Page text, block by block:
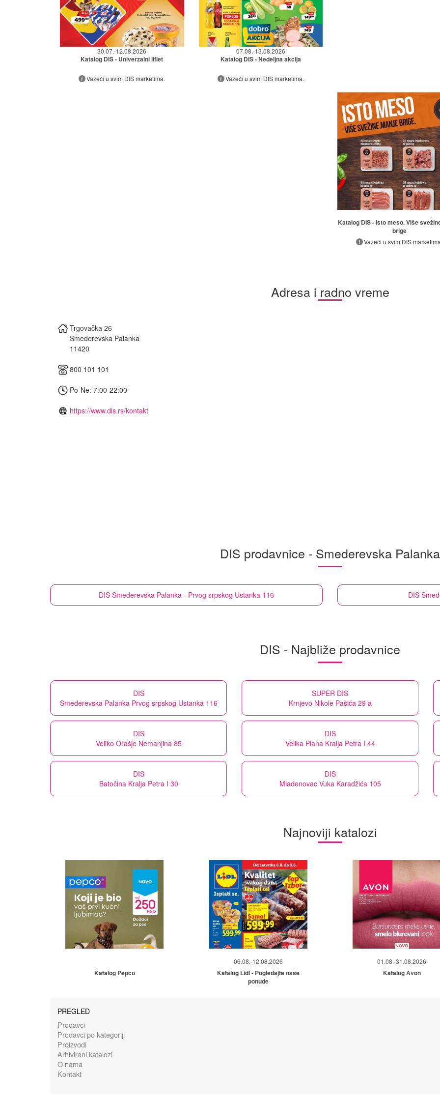
30.07.-12.08.2026
Katalog DIS - Univerzalni liflet
Važeći u svim DIS marketima.
07.08.-13.08.2026
Katalog DIS - Nedeljna akcija
Važeći u svim DIS marketima.
Katalog DIS - Isto meso. Više
brige
Važeći u svim DIS
Adresa i radno vreme
Trgovačka 26
Smederevska Palanka
11420
800 101 101
Po-Ne: 7:00-22:00
https://www.dis.rs/kontakt
DIS prodavnice - Smederevska Palanka
DIS Smederevska Palanka - Prvog srpskog Ustanka 116 DIS
DIS - Najbliže prodavnice
DIS
Smederevska Palanka Prvog srpskog Ustanka 116
SUPER DIS
Krnjevo Nikole Pašića 29 a
DIS
Veliko Orašje Nemanjina 85
DIS
Velika Plana Kralja Petra I 44
DIS
Batočina Kralja Petra I 30
DIS
Mladenovac Vuka Karadžića 105
Najnoviji katalozi
Katalog Pepco
06.08.-12.08.2026
Katalog Lidl - Pogledajte naše
ponude
01.08.-31.08.2026
Katalog Avon
PREGLED
Prodavci
Prodavci po kategoriji
Proizvodi
Arhivirani katalozi
O nama
Kontakt